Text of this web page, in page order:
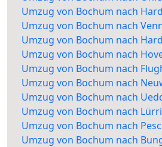
Umzug von Bochum nach
Umzug von Bochum nach
Umzug von Bochum nach
Umzug von Bochum nach
Umzug von Bochum nach
Umzug von Bochum nach
Umzug von Bochum nach
Umzug von Bochum nach
Umzug von Bochum nach
Umzug von Bochum nach